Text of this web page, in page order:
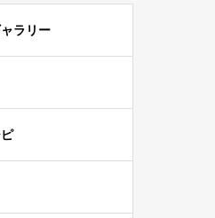
ラリー